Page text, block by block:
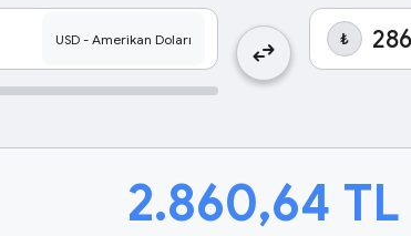
swap_horiz ₺
2.860,64 TL